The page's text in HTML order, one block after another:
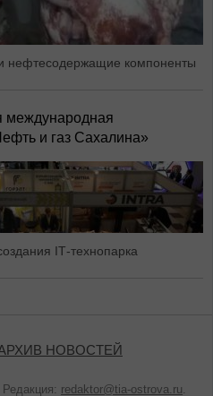
нефтесодержащие компоненты
международная
и газ Сахалина»
IТ-технопарка
НОВОСТЕЙ
redaktor@tia-ostrova.ru.